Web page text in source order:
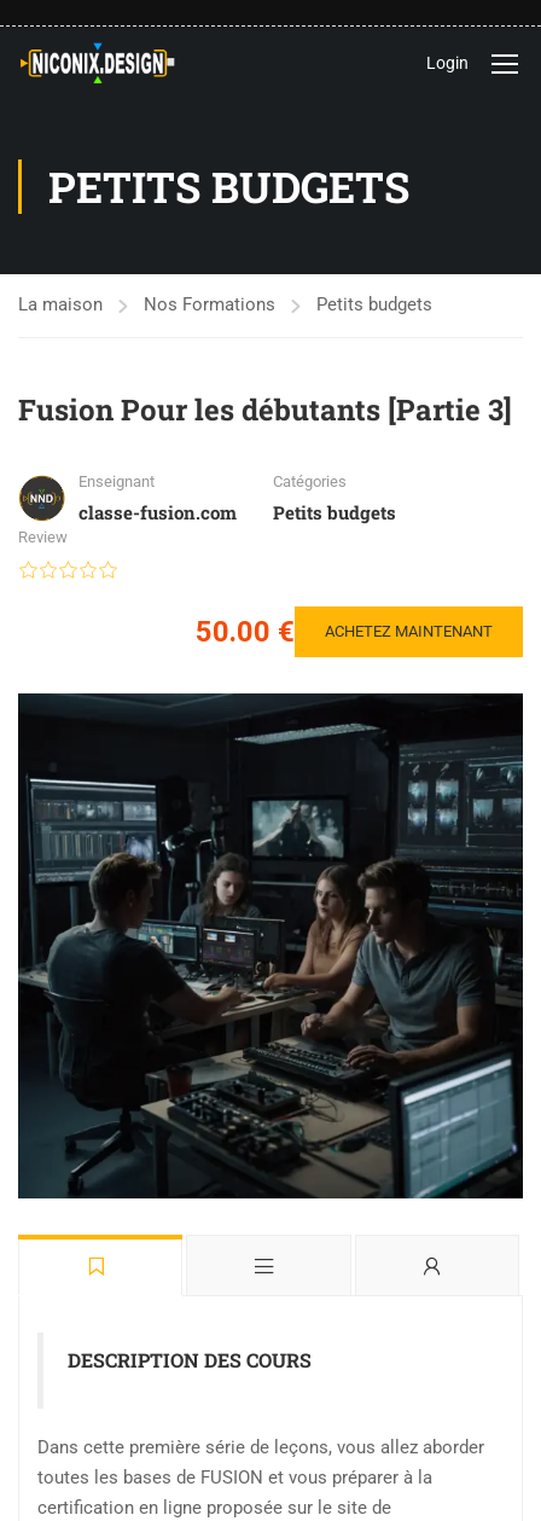
Login
PETITS BUDGETS
La maison Nos Formations Petits budgets
Fusion Pour les débutants [Partie 3]
Enseignant
classe-fusion.com
Catégories
Petits budgets
Review
50.00 € ACHETEZ MAINTENANT
DESCRIPTION DES COURS
Dans cette première série de leçons, vous allez aborder
toutes les bases de FUSION et vous préparer à la
certification en ligne proposée sur le site de